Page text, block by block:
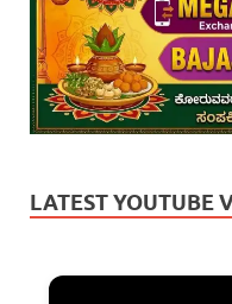
LATEST YOUTUBE